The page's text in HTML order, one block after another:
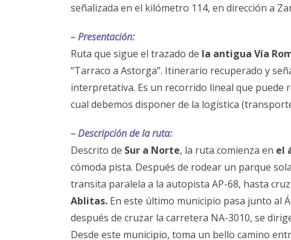
señalizada en el kilómetro 114, en dirección a
– Presentación:
Ruta que sigue el trazado de la antigua Vía
“Tarraco a Astorga”. Itinerario recuperado y
interpretativa. Es un recorrido lineal que puede
cual debemos disponer de la logística
– Descripción de la ruta:
Descrito de Sur a Norte, la ruta comienza en el
cómoda pista. Después de rodear un parque
transita paralela a la autopista AP-68, hasta
Ablitas. En este último municipio pasa junto al
después de cruzar la carretera NA-3010, se
Desde este municipio, toma un bello camino